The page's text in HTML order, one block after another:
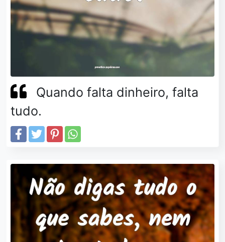
Quando falta dinheiro, falta
tudo.